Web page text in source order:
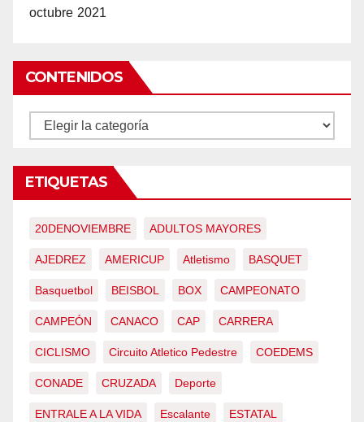
octubre 2021
CONTENIDOS
CONTENIDOS
ETIQUETAS
20DENOVIEMBRE ADULTOS MAYORES
AJEDREZ AMERICUP Atletismo BASQUET
Basquetbol BEISBOL BOX CAMPEONATO
CAMPEÓN CANACO CAP CARRERA
CICLISMO Circuito Atletico Pedestre COEDEMS
CONADE CRUZADA Deporte
ENTRALE A LA VIDA Escalante ESTATAL